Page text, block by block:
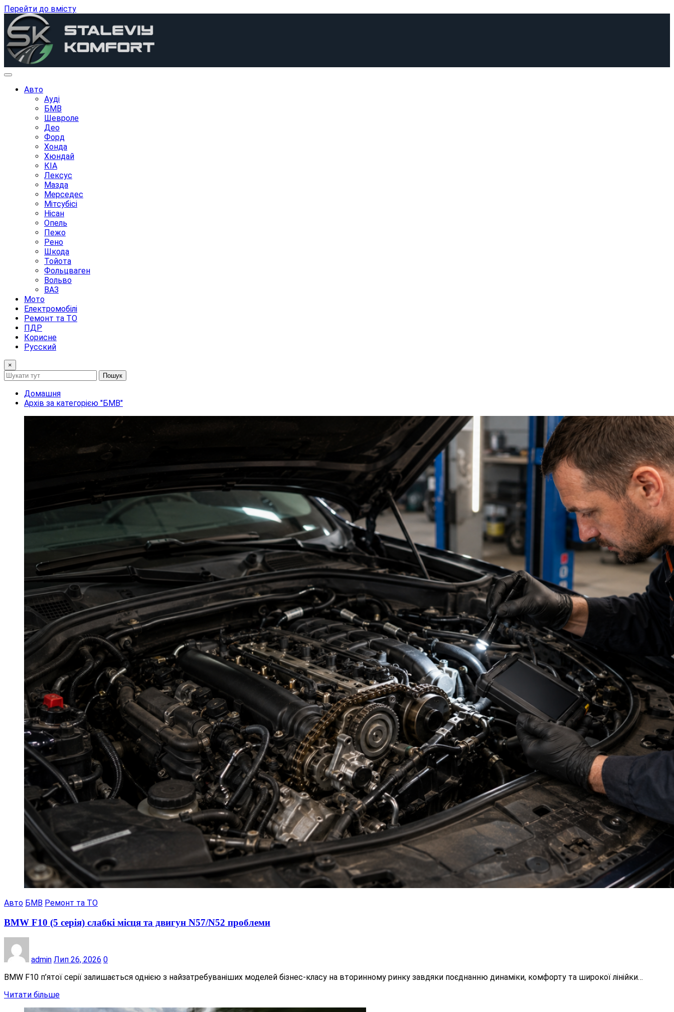
Перейти до вмісту
Авто
Ауді
БМВ
Шевроле
Део
Форд
Хонда
Хюндай
КІА
Лексус
Мазда
Мерседес
Мітсубісі
Нісан
Опель
Пежо
Рено
Шкода
Тойота
Фольцваген
Вольво
ВАЗ
Мото
Електромобілі
Ремонт та ТО
ПДР
Корисне
Русский
×
Пошук
Домашня
Архів за категорією "БМВ"
Авто БМВ Ремонт та ТО
BMW F10 (5 серія) слабкі місця та двигун N57/N52 проблеми
admin Лип 26, 2026 0
BMW F10 п’ятої серії залишається однією з найзатребуваніших моделей бізнес-класу на вторинному ринку завдяки поєднанню динаміки, комфорту та широкої лінійки…
Читати більше